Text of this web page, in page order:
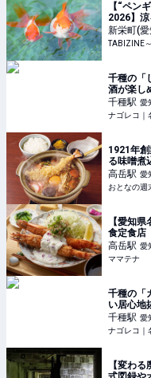
【“ペン
2026】
|新栄町(
TABIZINE
千種の「
酒が楽し
千種駅 愛
ナゴレコ｜
1921年
る味噌煮
高岳駅 愛
おとなの週
【愛知
食定食店
ママテナ
高岳駅 愛
ママテナ
千種の「
い居心地
千種駅 愛
ナゴレコ｜
【変わ